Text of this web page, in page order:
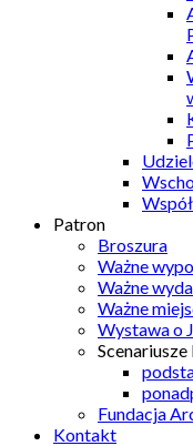
Patron
Broszura
Ważne
Ważne
Ważne
Wystawa o
Fundacja
Kontakt